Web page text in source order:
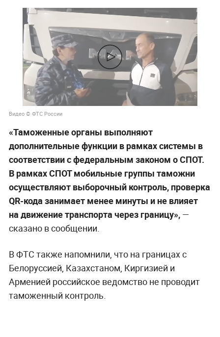
Видео © ФТС России
«Таможенные органы выполняют
дополнительные функции в рамках системы в
соответствии с федеральным законом о СПОТ.
В рамках СПОТ мобильные группы таможни
осуществляют выборочный контроль, проверка
QR-кода занимает менее минуты и не влияет
на движение транспорта через границу»,—
сказано в сообщении.
В ФТС также напомнили, что на границах с
Белоруссией, Казахстаном, Киргизией и
Арменией российское ведомство не проводит
таможенный контроль.